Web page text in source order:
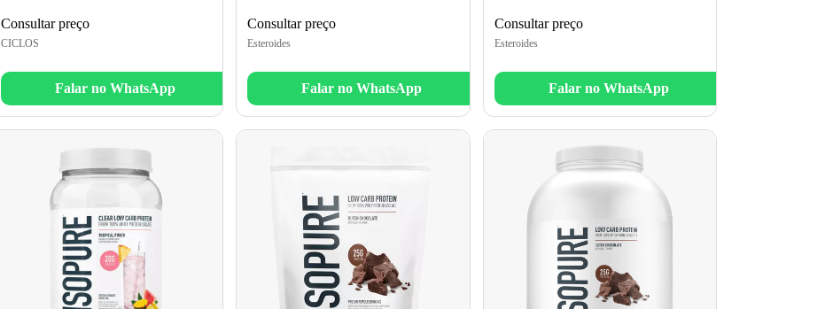
Consultar preço
CICLOS
Falar no WhatsApp
Consultar preço
Esteroides
Falar no WhatsApp
Consultar preço
Esteroides
Falar no WhatsApp